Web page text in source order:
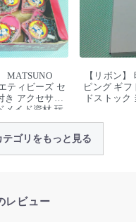
MATSUNO
ティビーズ セ
き アクセサリ
メイド資材 玩
ストック
【リボン】
ピング ギフ
ドストック
ゴリをもっと見る
レビュー